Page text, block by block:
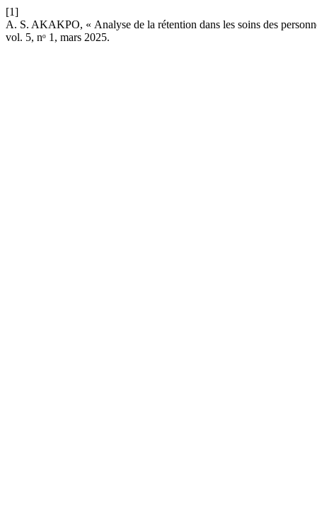
[1]
A. S. AKAKPO, « Analyse de la rétention dans les soins des
vol. 5, nᵒ 1, mars 2025.